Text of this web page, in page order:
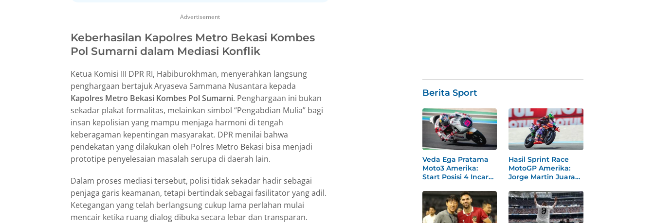
Advertisement
Keberhasilan Kapolres Metro Bekasi Kombes
Pol Sumarni dalam Mediasi Konflik
Ketua Komisi III DPR RI, Habiburokhman, menyerahkan langsung
penghargaan bertajuk Aryaseva Sammana Nusantara kepada
Kapolres Metro Bekasi Kombes Pol Sumarni. Penghargaan ini bukan
sekadar plakat formalitas, melainkan simbol “Pengabdian Mulia” bagi
insan kepolisian yang mampu menjaga harmoni di tengah
keberagaman kepentingan masyarakat. DPR menilai bahwa
pendekatan yang dilakukan oleh Polres Metro Bekasi bisa menjadi
prototipe penyelesaian masalah serupa di daerah lain.
Dalam proses mediasi tersebut, polisi tidak sekadar hadir sebagai
penjaga garis keamanan, tetapi bertindak sebagai fasilitator yang adil.
Ketegangan yang telah berlangsung cukup lama perlahan mulai
mencair ketika ruang dialog dibuka secara lebar dan transparan.
Berita Sport
Veda Ega Pratama
Moto3 Amerika:
Start Posisi 4 Incar
Hasil Sprint Race
MotoGP Amerika:
Jorge Martin Juara